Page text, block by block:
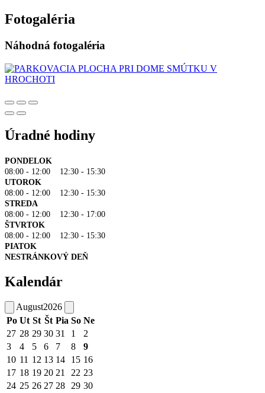
Fotogaléria
Náhodná fotogaléria
Úradné hodiny
PONDELOK
08:00 - 12:00 12:30 - 15:30
UTOROK
08:00 - 12:00 12:30 - 15:30
STREDA
08:00 - 12:00 12:30 - 17:00
ŠTVRTOK
08:00 - 12:00 12:30 - 15:30
PIATOK
NESTRÁNKOVÝ DEŇ
Kalendár
August2026
Po Ut St Št Pia So Ne
27 28 29 30 31 1
2
3
4 5 6 7 8
9
10 11 12 13 14 15 16
17 18 19 20 21 22 23
24 25 26 27 28 29 30